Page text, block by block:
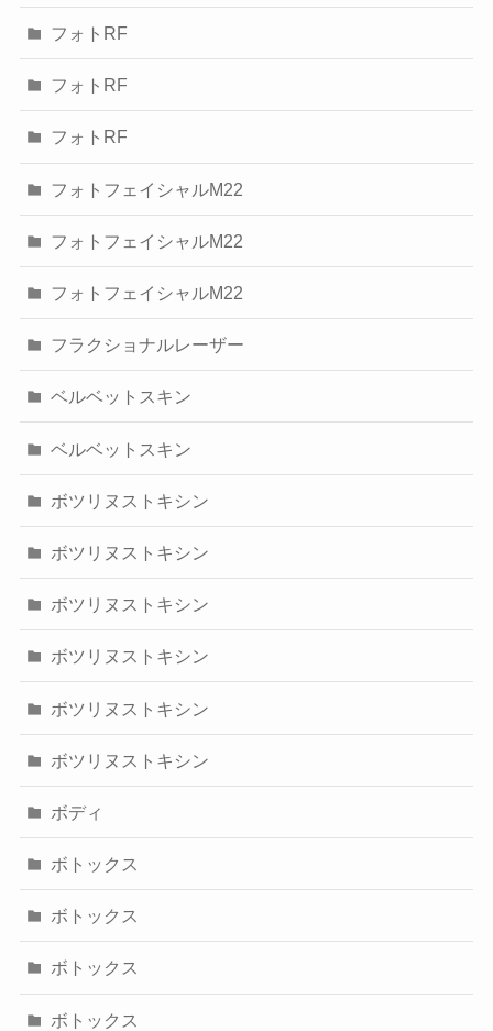
フォトRF
フォトRF
フォトRF
フォトフェイシャルM22
フォトフェイシャルM22
フォトフェイシャルM22
フラクショナルレーザー
ベルベットスキン
ベルベットスキン
ボツリヌストキシン
ボツリヌストキシン
ボツリヌストキシン
ボツリヌストキシン
ボツリヌストキシン
ボツリヌストキシン
ボディ
ボトックス
ボトックス
ボトックス
ボトックス